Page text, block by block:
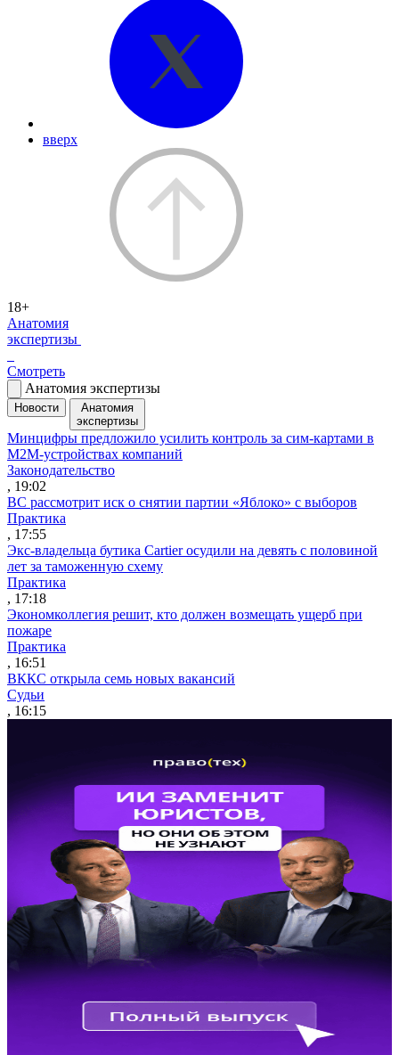
вверх
18+
Анатомия
экспертизы
Смотреть
Анатомия экспертизы
Новости
Анатомия
экспертизы
Минцифры предложило усилить контроль за сим-картами в
M2M-устройствах компаний
Законодательство
, 19:02
ВС рассмотрит иск о снятии партии «Яблоко» с выборов
Практика
, 17:55
Экс-владельца бутика Cartier осудили на девять с половиной
лет за таможенную схему
Практика
, 17:18
Экономколлегия решит, кто должен возмещать ущерб при
пожаре
Практика
, 16:51
ВККС открыла семь новых вакансий
Судьи
, 16:15